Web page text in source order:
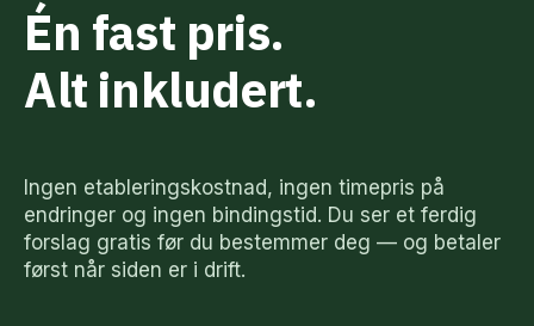
Én fast pris.
Alt inkludert.
Ingen etableringskostnad, ingen timepris på
endringer og ingen bindingstid. Du ser et ferdig
forslag gratis før du bestemmer deg — og betaler
først når siden er i drift.